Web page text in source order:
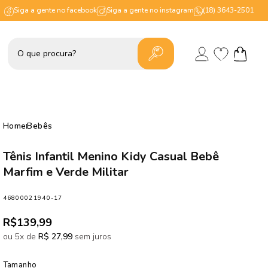
Siga a gente no facebook Siga a gente no instagram (18) 3643-2501
Fazer
login
de
Carrinho
HomeBebês
Tênis Infantil Menino Kidy Casual Bebê
Marfim e Verde Militar
SKU:
46800021940-17
Preço
normal
R$139,99
ou 5x de R$ 27,99sem juros
Tamanho